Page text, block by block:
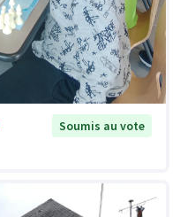
Soumis au vote